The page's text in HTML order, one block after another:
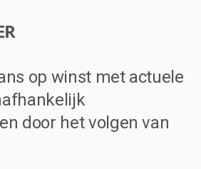
op winst met actuele
door het volgen van